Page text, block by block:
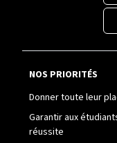
NOS PRIORITÉS
Donner toute leur
Garantir aux
réussite